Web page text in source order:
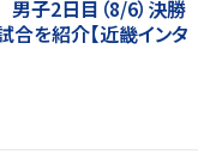
子2日目（8/6）決勝
合を紹介【近畿インタ